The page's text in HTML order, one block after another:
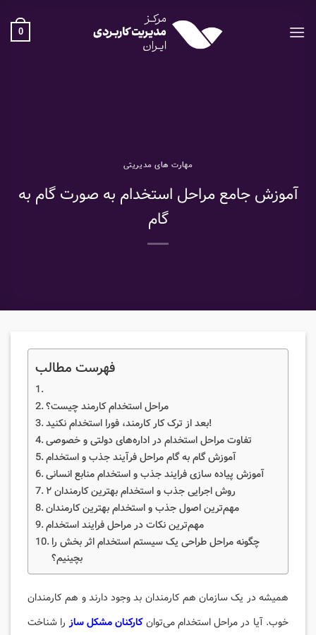
content
0
مهارت های مدیریتی
آموزش جامع مراحل استخدام به صورت گام به
گام
فهرست مطالب
مراحل استخدام کارمند چیست؟
بعد از ترک کار کارمند، فورا استخدام نکنید!
تفاوت مراحل استخدام در اداره‌های دولتی و خصوصی
آموزش گام به گام مراحل فرآیند جذب و استخدام
آموزش پیاده سازی فرایند جذب و استخدام منابع انسانی
۲ روش اجرایی جذب و استخدام بهترین کارمندان
مهم‌ترین اصول جذب و استخدام بهترین کارمندان
مهم‌ترین نکات در مراحل فرایند استخدام
چگونه مراحل طراحی یک سیستم استخدام اثر بخش را
بچینیم؟
همیشه در یک سازمان هم کارمندان بد وجود دارند و هم کارمندان
خوب. آیا در مراحل استخدام می‌توانکارکنان مشکل سازرا شناخت